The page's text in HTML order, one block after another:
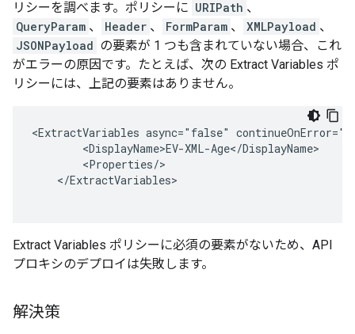
リシーを調べます。ポリシーに URIPath 、
QueryParam 、 Header 、 FormParam 、 XMLPayload 、
JSONPayload の要素が 1 つも含まれていない場合、これ
がエラーの原因です。たとえば、次の Extract Variables ポ
リシーには、上記の要素はありません。
<ExtractVariables async="false"
        <DisplayName>EV-XML-Age</DisplayName>
        <Properties/>
    </ExtractVariables>
Extract Variables ポリシーに必須の要素がないため、API
プロキシのデプロイは失敗します。
解決策